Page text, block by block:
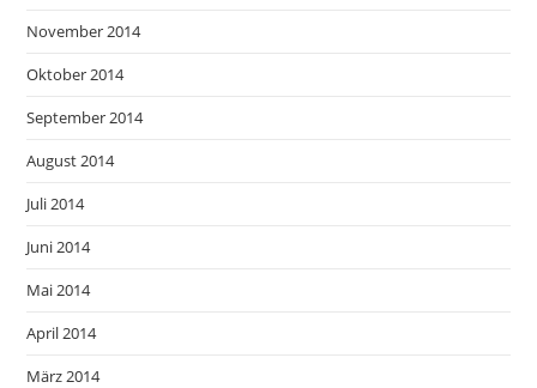
November 2014
Oktober 2014
September 2014
August 2014
Juli 2014
Juni 2014
Mai 2014
April 2014
März 2014